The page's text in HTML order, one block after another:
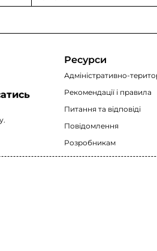
Ресурси
Адміністративно-
Рекомендації i правила
Питання та відповіді
Повідомлення
Розробникам